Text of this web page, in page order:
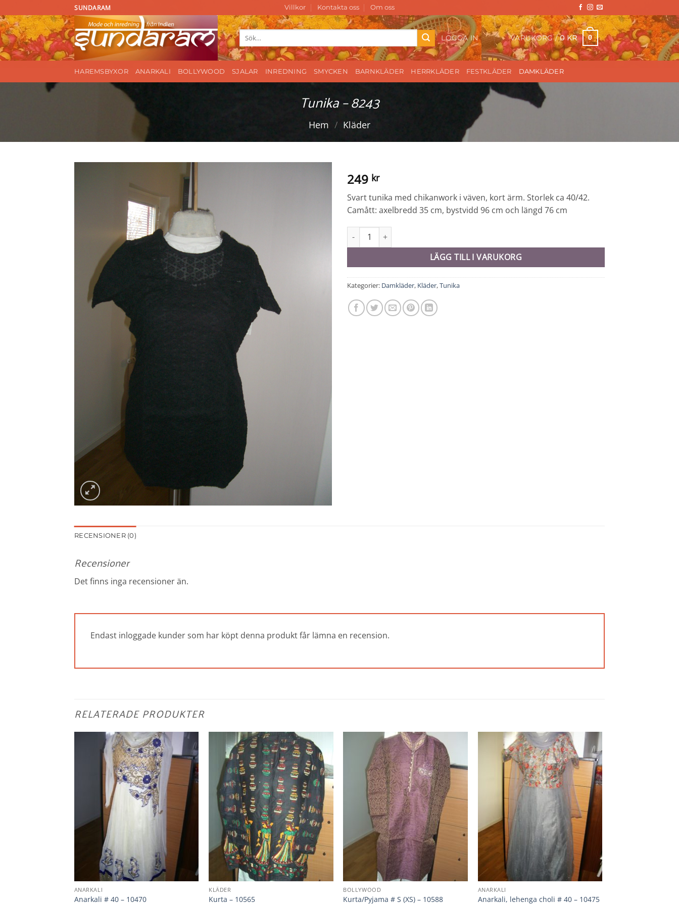
to
content
SUNDARAM Villkor Kontakta oss Om oss
Sök
LOGGA IN VARUKORG /0 KR 0
HAREMSBYXOR ANARKALI BOLLYWOOD SJALAR INREDNING SMYCKEN BARNKLÄDER HERRKLÄDER FESTKLÄDER DAMKLÄDER
Tunika – 8243
Hem / Kläder
249 kr
Svart tunika med chikanwork i väven, kort ärm. Storlek ca 40/42.
Camått: axelbredd 35 cm, bystvidd 96 cm och längd 76 cm
Tunika - 8243 mängd
LÄGG TILL I VARUKORG
Kategorier: Damkläder, Kläder,Tunika
RECENSIONER (0)
Recensioner
Det finns inga recensioner än.
Endast inloggade kunder som har köpt denna produkt får lämna en recension.
RELATERADE PRODUKTER
ANARKALI
Anarkali # 40 – 10470
KLÄDER
Kurta – 10565
BOLLYWOOD
Kurta/Pyjama # S (XS) – 10588
ANARKALI
Anarkali, lehenga choli # 40 – 10475